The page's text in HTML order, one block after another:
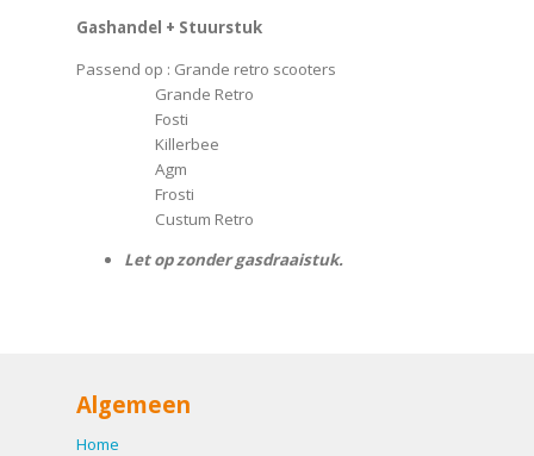
Gashandel + Stuurstuk
Passend op : Grande retro scooters
Grande Retro
Fosti
Killerbee
Agm
Frosti
Custum Retro
Let op zonder gasdraaistuk.
Algemeen
Home